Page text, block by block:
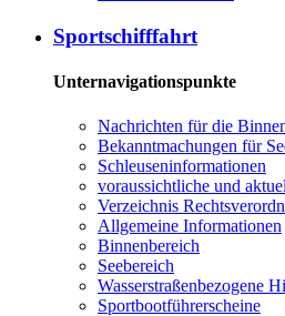
Sport­schiff­fahrt
Unternavigationspunkte
Nach­rich­ten für die
Be­kannt­ma­chun­gen für
Schleu­sen­in­for­ma­tio­nen
voraussichtliche und
Ver­zeich­nis
All­ge­mei­ne In­for­ma­tio­nen
Bin­nen­be­reich
See­be­reich
Was­ser­stra­ßen­be­zo­ge­ne
Sport­boot­füh­rer­schei­ne